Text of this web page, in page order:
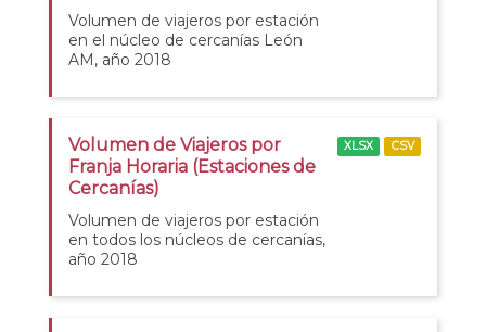
Volumen de viajeros por estación
en el núcleo de cercanías León
AM, año 2018
Volumen de Viajeros por
Franja Horaria (Estaciones de
Cercanías)
Volumen de viajeros por estación
en todos los núcleos de cercanías,
año 2018
XLSX CSV